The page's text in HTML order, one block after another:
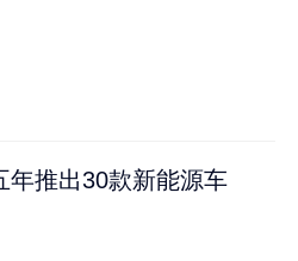
年推出30款新能源车